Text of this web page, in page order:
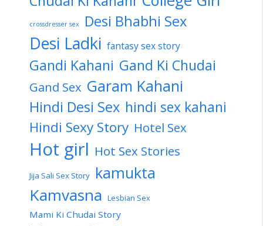
crossdresser sex Desi Bhabhi Sex
Desi Ladki fantasy sex story
Gandi Kahani Gand Ki Chudai
Gand Sex Garam Kahani
Hindi Desi Sex hindi sex kahani
Hindi Sexy Story Hotel Sex
Hot girl Hot Sex Stories
Jija Sali Sex Story kamukta
Kamvasna Lesbian Sex
Mami Ki Chudai Story